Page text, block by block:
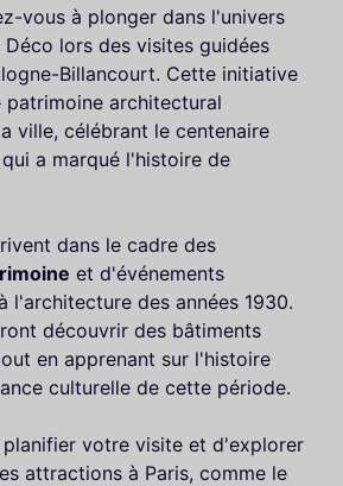
vous à plonger dans l'univers
lors des visites guidées
Billancourt. Cette initiative
patrimoine architectural
ville, célébrant le centenaire
a marqué l'histoire de
dans le cadre des
et d'événements
l'architecture des années 1930.
découvrir des bâtiments
en apprenant sur l'histoire
culturelle de cette période.
votre visite et d'explorer
attractions à Paris, comme le